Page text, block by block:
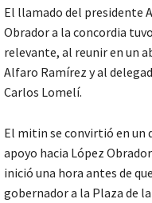
El llamado del presidente
Obrador a la concordia
relevante, al reunir en un
Alfaro Ramírez y al
Carlos Lomelí.
El mitin se convirtió en un
apoyo hacia López
inició una hora antes de
gobernador a la Plaza de